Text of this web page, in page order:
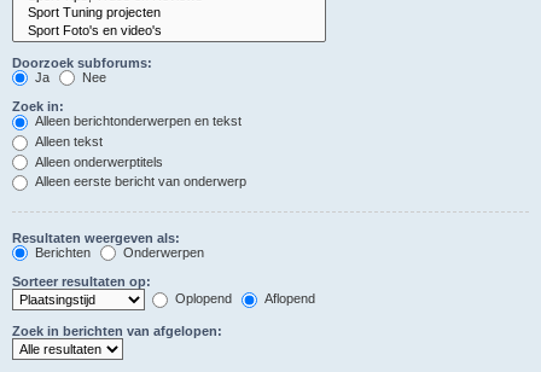
Doorzoek subforums:
Ja
Nee
Zoek in:
Alleen berichtonderwerpen en tekst
Alleen tekst
Alleen onderwerptitels
Alleen eerste bericht van onderwerp
Resultaten weergeven als:
Berichten
Onderwerpen
Sorteer resultaten op:
Oplopend
Aflopend
Zoek in berichten van afgelopen: